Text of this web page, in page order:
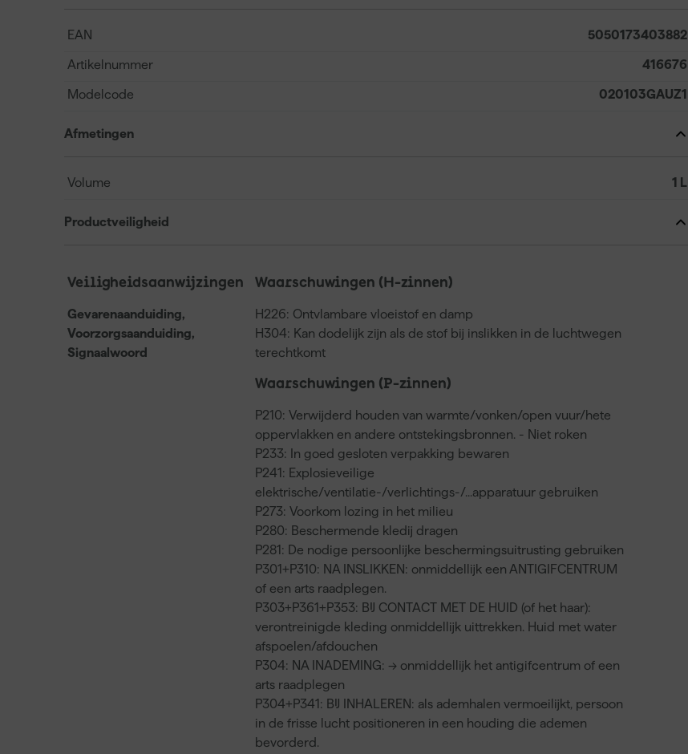
EAN 5050173403882
Artikelnummer 416676
Modelcode 020103GAUZ1
Afmetingen
Volume 1 L
Productveiligheid
Veiligheidsaanwijzingen
Gevarenaanduiding,
Voorzorgsaanduiding,
Signaalwoord
Waarschuwingen (H-zinnen)
H226: Ontvlambare vloeistof en damp
H304: Kan dodelijk zijn als de stof bij inslikken in de luchtwegen
terechtkomt
Waarschuwingen (P-zinnen)
P210: Verwijderd houden van warmte/vonken/open vuur/hete
oppervlakken en andere ontstekingsbronnen. - Niet roken
P233: In goed gesloten verpakking bewaren
P241: Explosieveilige
elektrische/ventilatie-/verlichtings-/...apparatuur gebruiken
P273: Voorkom lozing in het milieu
P280: Beschermende kledij dragen
P281: De nodige persoonlijke beschermingsuitrusting gebruiken
P301+P310: NA INSLIKKEN: onmiddellijk een ANTIGIFCENTRUM
of een arts raadplegen.
P303+P361+P353: BIJ CONTACT MET DE HUID (of het haar):
verontreinigde kleding onmiddellijk uittrekken. Huid met water
afspoelen/afdouchen
P304: NA INADEMING: → onmiddellijk het antigifcentrum of een
arts raadplegen
P304+P341: BIJ INHALEREN: als ademhalen vermoeilijkt, persoon
in de frisse lucht positioneren in een houding die ademen
bevorderd.